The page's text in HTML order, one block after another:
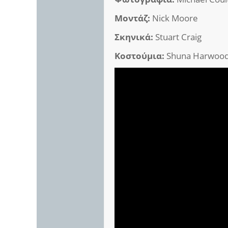
Μοντάζ: Nick Moore
Σκηνικά: Stuart Craig
Κοστούμια: Shuna